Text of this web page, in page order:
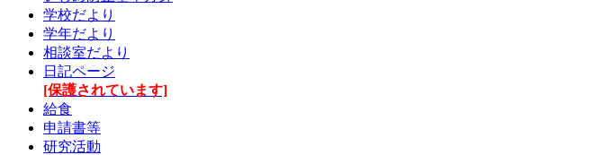
学校だより
学年だより
相談室だより
日記ページ
[保護されています]
給食
申請書等
研究活動